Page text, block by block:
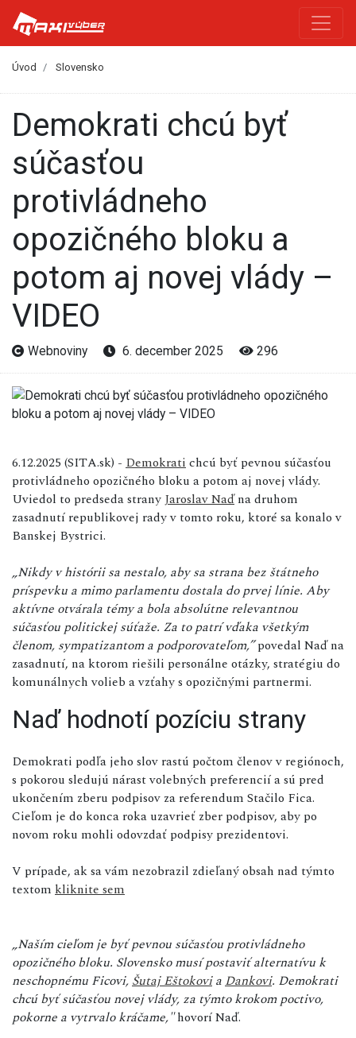
Úvod Slovensko
Demokrati chcú byť
súčasťou
protivládneho
opozičného bloku a
potom aj novej vlády –
VIDEO
Webnoviny 6. december 2025 296
6.12.2025 (SITA.sk) - Demokrati chcú byť pevnou súčasťou
protivládneho opozičného bloku a potom aj novej vlády.
Uviedol to predseda strany Jaroslav Naďna druhom
zasadnutí republikovej rady v tomto roku, ktoré sa konalo v
Banskej Bystrici.
„Nikdy v histórii sa nestalo, aby sa strana bez štátneho
príspevku a mimo parlamentu dostala do prvej línie. Aby
aktívne otvárala témy a bola absolútne relevantnou
súčasťou politickej súťaže. Za to patrí vďaka všetkým
členom, sympatizantom a podporovateľom,”povedal Naď na
zasadnutí, na ktorom riešili personálne otázky, stratégiu do
komunálnych volieb a vzťahy s opozičnými partnermi.
Naď hodnotí pozíciu strany
Demokrati podľa jeho slov rastú počtom členov v regiónoch,
s pokorou sledujú nárast volebných preferencií a sú pred
ukončením zberu podpisov za referendum Stačilo Fica.
Cieľom je do konca roka uzavrieť zber podpisov, aby po
novom roku mohli odovzdať podpisy prezidentovi.
V prípade, ak sa vám nezobrazil zdieľaný obsah nad týmto
textom kliknite sem
„Naším cieľom je byť pevnou súčasťou protivládneho
opozičného bloku. Slovensko musí postaviť alternatívu k
neschopnému Ficovi, Šutaj Eštokovia Dankovi. Demokrati
chcú byť súčasťou novej vlády, za týmto krokom poctivo,
pokorne a vytrvalo kráčame,"hovorí Naď.